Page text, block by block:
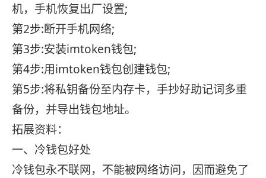
机，手机恢复出厂设置;
第2步:断开手机网络;
第3步:安装imtoken钱包;
第4步:用imtoken钱包创建钱包;
第5步:将私钥备份至内存卡，手抄好助记词多重
备份，并导出钱包地址。
拓展资料：
一、冷钱包好处
冷钱包永不联网，不能被网络访问，因而避免了